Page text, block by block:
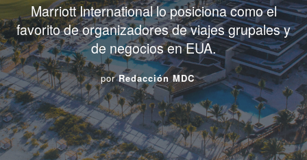
Marriott International lo posiciona como el
favorito de organizadores de viajes grupales y
de negocios en EUA.
por Redacción MDC